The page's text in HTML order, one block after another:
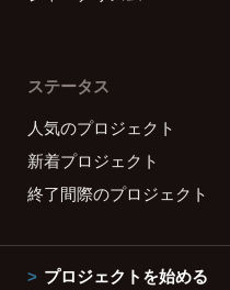
ステータス
人気のプロジェクト
新着プロジェクト
終了間際のプロジェクト
プロジェクトを始める